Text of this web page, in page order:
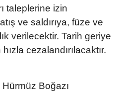
taleplerine izin
ve saldırıya, füze ve
verilecektir. Tarih geriye
cezalandırılacaktır.
Boğazı